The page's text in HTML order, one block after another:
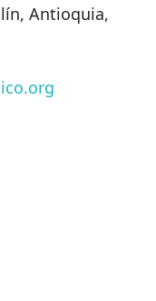
Antioquia,